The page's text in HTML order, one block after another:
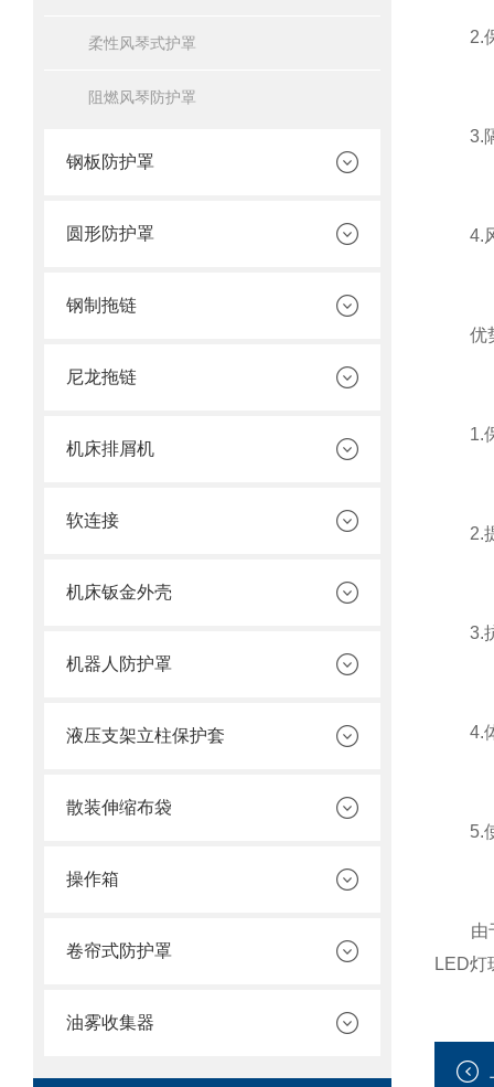
柔性风琴式护罩
阻燃风琴防护罩
钢板防护罩
圆形防护罩
钢制拖链
尼龙拖链
机床排屑机
软连接
机床钣金外壳
机器人防护罩
液压支架立柱保护套
散装伸缩布袋
操作箱
卷帘式防护罩
油雾收集器
2.保
3.隔
4.风
优
1.保
2.提
3.抗
4.体
5.使
由于
LED灯